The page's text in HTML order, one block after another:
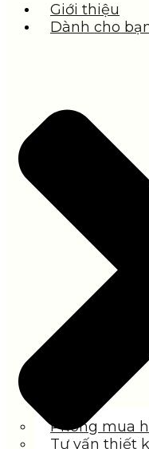
Giới thiệu
Dành cho
Phòng mua
Tư vấn thiết